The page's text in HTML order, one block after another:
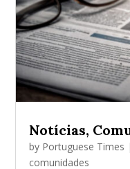
Notícias,
by Portuguese Times
comunidades